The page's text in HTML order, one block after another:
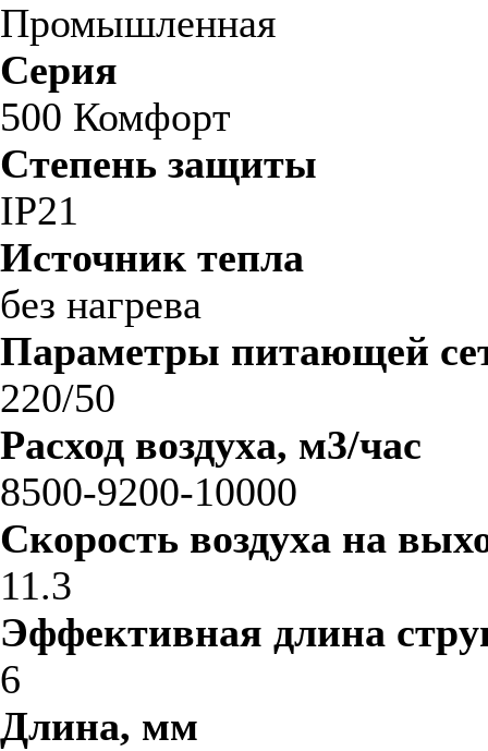
Промышленная
Серия
500 Комфорт
Степень защиты
IP21
Источник тепла
без нагрева
Параметры питающей
220/50
Расход воздуха, м3/час
8500-9200-10000
Скорость воздуха на
11.3
Эффективная длина
6
Длина, мм